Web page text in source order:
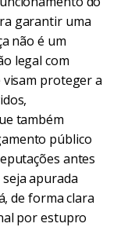
garantir uma
não é um
legal com
proteger a
também
público
antes
apurada
de forma clara
por estupro